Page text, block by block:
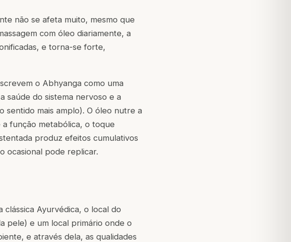
não se afeta muito, mesmo que
com óleo diariamente, a
e torna-se forte,
o Abhyanga como uma
saúde do sistema nervoso e a
sentido mais amplo). O óleo nutre a
função metabólica, o toque
produz efeitos cumulativos
ocasional pode replicar.
Ayurvédica, o local do
pele) e um local primário onde o
e através dela, as qualidades